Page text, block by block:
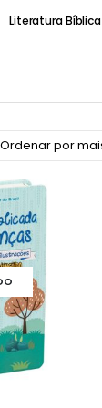
Literatura Bíblica